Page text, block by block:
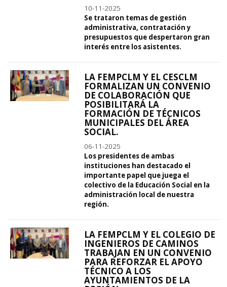
10-11-2025
Se trataron temas de gestión
administrativa, contratación y
presupuestos que despertaron gran
interés entre los asistentes.
LA FEMPCLM Y EL CESCLM
FORMALIZAN UN CONVENIO
DE COLABORACIÓN QUE
POSIBILITARÁ LA
FORMACIÓN DE TÉCNICOS
MUNICIPALES DEL ÁREA
SOCIAL.
06-11-2025
Los presidentes de ambas
instituciones han destacado el
importante papel que juega el
colectivo de la Educación Social en la
administración local de nuestra
región.
LA FEMPCLM Y EL COLEGIO DE
INGENIEROS DE CAMINOS
TRABAJAN EN UN CONVENIO
PARA REFORZAR EL APOYO
TÉCNICO A LOS
AYUNTAMIENTOS DE LA